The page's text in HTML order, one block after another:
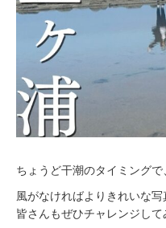
ちょうど干潮のタイミング
風がなければよりきれいな写
皆さんもぜひチャレンジし